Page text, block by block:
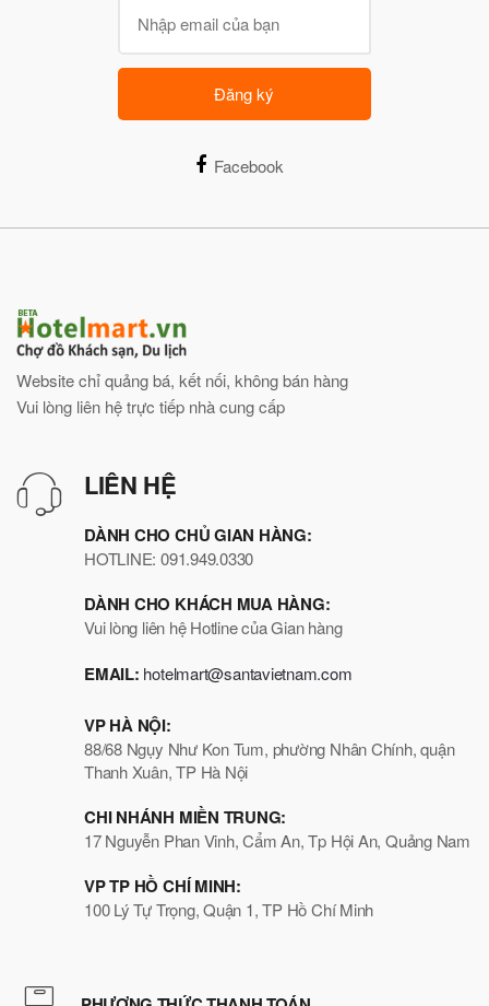
Đăng ký
Facebook
Website chỉ quảng bá, kết nối, không bán hàng
Vui lòng liên hệ trực tiếp nhà cung cấp
LIÊN HỆ
DÀNH CHO CHỦ GIAN HÀNG:
HOTLINE: 091.949.0330
DÀNH CHO KHÁCH MUA HÀNG:
Vui lòng liên hệ Hotline của Gian hàng
EMAIL: hotelmart@santavietnam.com
VP HÀ NỘI:
88/68 Ngụy Như Kon Tum, phường Nhân Chính, quận
Thanh Xuân, TP Hà Nội
CHI NHÁNH MIỀN TRUNG:
17 Nguyễn Phan Vinh, Cẩm An, Tp Hội An, Quảng Nam
VP TP HỒ CHÍ MINH:
100 Lý Tự Trọng, Quận 1, TP Hồ Chí Minh